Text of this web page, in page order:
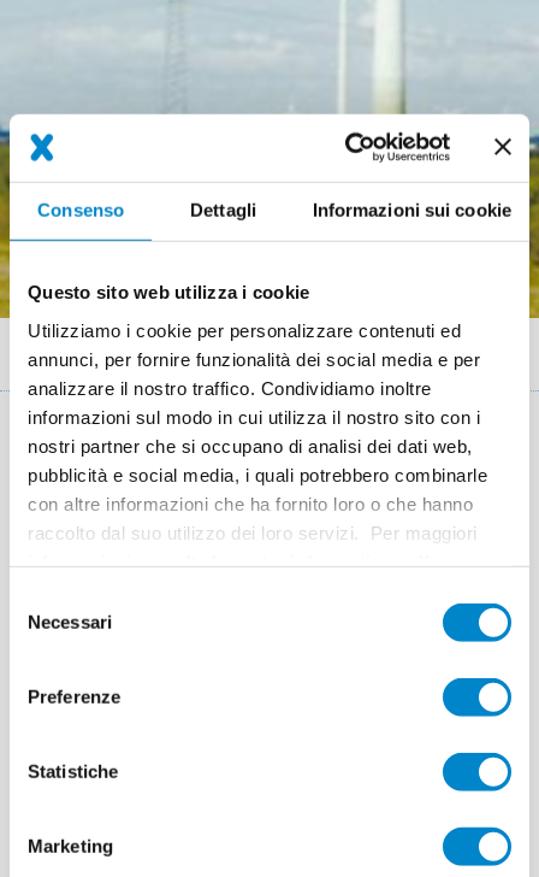
Consenso Dettagli Informazioni sui cookie
Questo sito web utilizza i cookie
Utilizziamo i cookie per personalizzare contenuti ed
annunci, per fornire funzionalità dei social media e per
analizzare il nostro traffico. Condividiamo inoltre
informazioni sul modo in cui utilizza il nostro sito con i
nostri partner che si occupano di analisi dei dati web,
pubblicità e social media, i quali potrebbero combinarle
con altre informazioni che ha fornito loro o che hanno
raccolto dal suo utilizzo dei loro servizi. Per maggiori
delNecessari
Preferenze
Statistiche
Marketing
Briciole
di
pane
Triflex Towersafe
Impermeabilizzazione di torri e
fondazioni con Triflex Towersafe
Triflex Towersafe non è solo una fantastica soluzione per
impianti eolici, ma rappresenta anche una scelta ottimale per le
trasformatore. Le superfici, personalizzabili in diversi colori e
stabilizzate agli agenti atmosferici, sono disponibili anche nella
a radici e rizomi, è inoltre ideale per l'impiego nelle aree